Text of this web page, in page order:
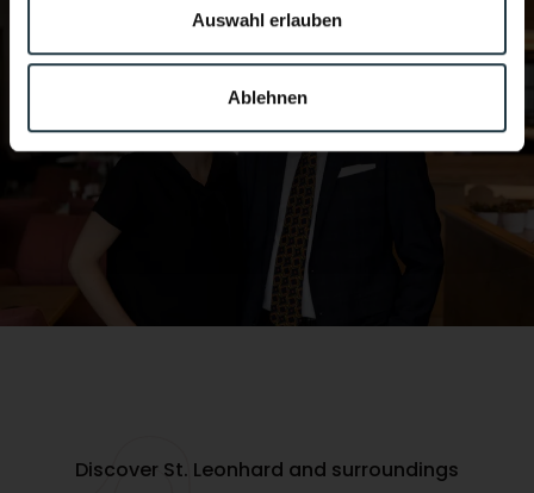
Auswahl erlauben
Ablehnen
Discover St. Leonhard and surroundings